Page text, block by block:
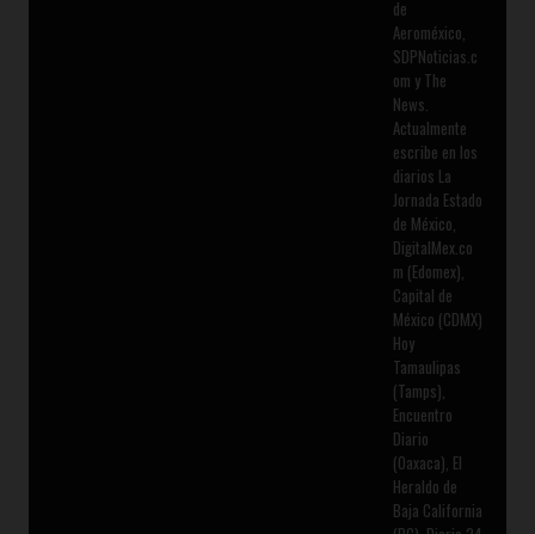
de
Aeroméxico,
SDPNoticias.c
om y The
News.
Actualmente
escribe en los
diarios La
Jornada Estado
de México,
DigitalMex.co
m (Edomex),
Capital de
México (CDMX)
Hoy
Tamaulipas
(Tamps),
Encuentro
Diario
(Oaxaca), El
Heraldo de
Baja California